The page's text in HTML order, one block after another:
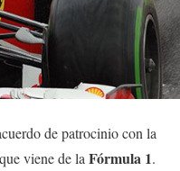
de patrocinio con la
viene de la Fórmula 1.